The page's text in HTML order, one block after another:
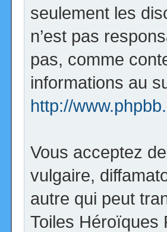
seulement les
n’est pas
pas, comme
informations au
http://
Vous acceptez
vulgaire,
autre qui peut
Toiles Héroïques